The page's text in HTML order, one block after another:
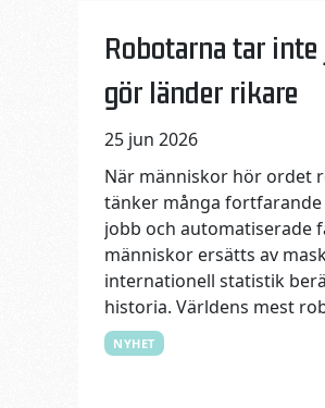
Robotarna tar inte
gör länder rikare
Published on:
25 jun 2026
När människor hör ordet
tänker många
jobb och automatiserade
människor ersätts av
internationell statistik
historia. Världens mest
Categories:
NYHET